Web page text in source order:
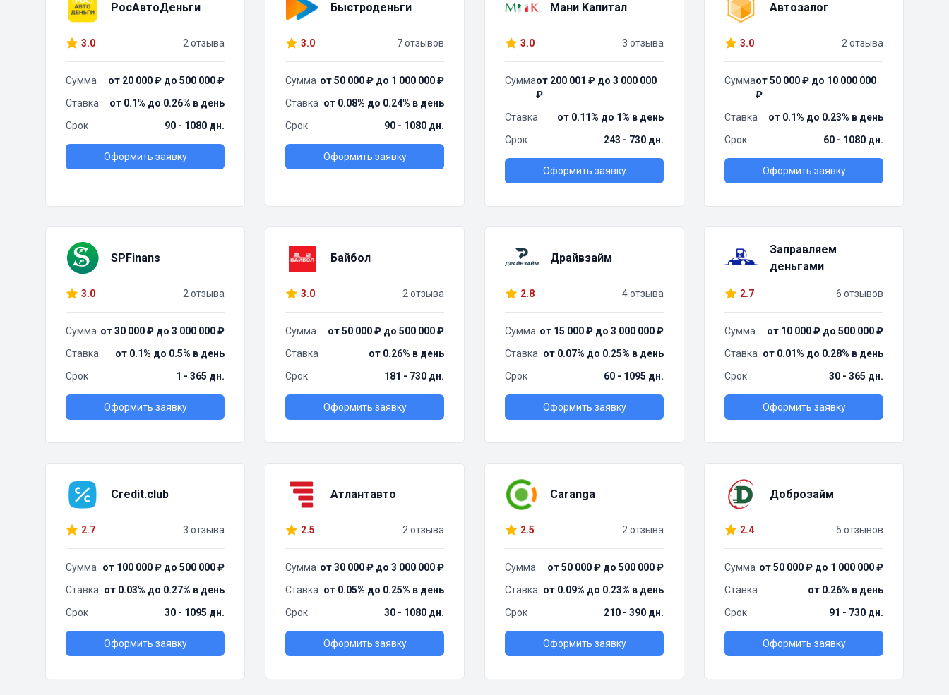
РосАвтоДеньги
3.0 2 отзыва
Сумма
от 20 000 ₽ до 500 000 ₽
Ставка
от 0.1% до 0.26% в день
Срок
90 - 1080 дн.
Оформить заявку
Быстроденьги
3.0 7 отзывов
Сумма от 50 000 ₽ до 1 000 000 ₽
Ставка от 0.08% до 0.24% в день
Срок
90 - 1080 дн.
Оформить заявку
Мани Капитал
3.0 3 отзыва
Суммаот 200 001 ₽ до 3 000 000
₽
Ставка
от 0.11% до 1% в день
Срок
243 - 730 дн.
Оформить заявку
Автозалог
3.0 2 отзыва
Суммаот 50 000 ₽ до 10 000 000
₽
Ставка
от 0.1% до 0.23% в день
Срок
60 - 1080 дн.
Оформить заявку
SPFinans
3.0 2 отзыва
Сумма от 30 000 ₽ до 3 000 000 ₽
Ставка
от 0.1% до 0.5% в день
Срок
1 - 365 дн.
Оформить заявку
Байбол
3.0 2 отзыва
Сумма
от 50 000 ₽ до 500 000 ₽
Ставка
от 0.26% в день
Срок
181 - 730 дн.
Оформить заявку
Драйвзайм
2.8 4 отзыва
Сумма от 15 000 ₽ до 3 000 000 ₽
Ставка от 0.07% до 0.25% в день
Срок
60 - 1095 дн.
Оформить заявку
Заправляем
деньгами
2.7 6 отзывов
Сумма
от 10 000 ₽ до 500 000 ₽
Ставка от 0.01% до 0.28% в день
Срок
30 - 365 дн.
Оформить заявку
Credit.club
2.7 3 отзыва
Сумма
от 100 000 ₽ до 500 000 ₽
Ставка от 0.03% до 0.27% в день
Срок
30 - 1095 дн.
Оформить заявку
Атлантавто
2.5 2 отзыва
Сумма от 30 000 ₽ до 3 000 000 ₽
Ставка от 0.05% до 0.25% в день
Срок
30 - 1080 дн.
Оформить заявку
Caranga
2.5 2 отзыва
Сумма
от 50 000 ₽ до 500 000 ₽
Ставка от 0.09% до 0.23% в день
Срок
210 - 390 дн.
Оформить заявку
Доброзайм
2.4 5 отзывов
Сумма от 50 000 ₽ до 1 000 000 ₽
Ставка
от 0.26% в день
Срок
91 - 730 дн.
Оформить заявку